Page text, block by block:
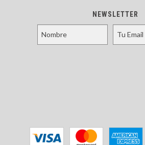
NEWSLETTER